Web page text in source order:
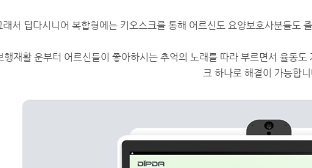
래서 딥다시니어 복합형에는 키오스크를 통해 어르신도 요양보호사분들도
행재활 운부터 어르신들이 좋아하시는 추억의 노래를 따라 부르면서 율동
크 하나로 해결이 가능합